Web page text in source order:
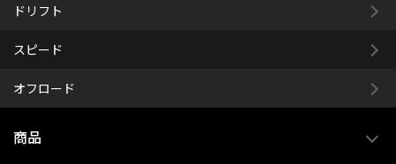
ドリフト
スピード
オフロード
商品